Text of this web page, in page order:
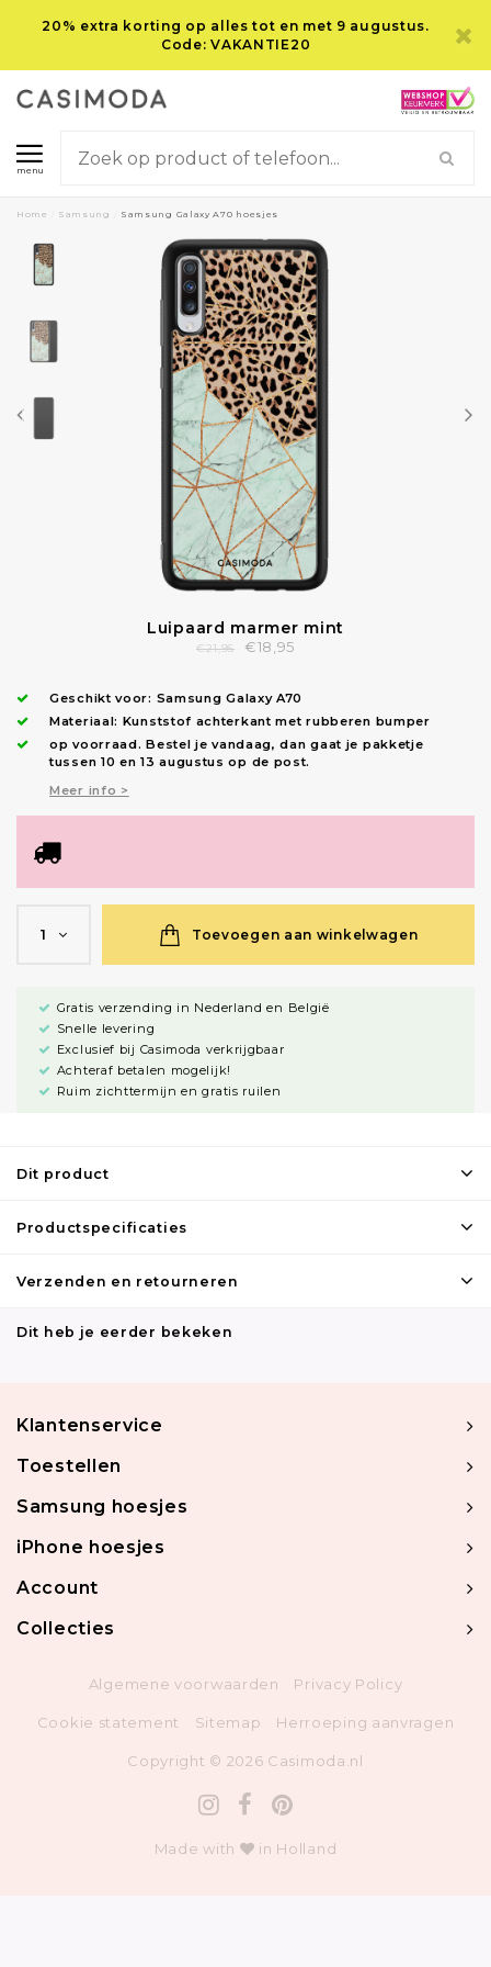
20% extra korting op alles tot en met 9 augustus.
Code: VAKANTIE20
menu
Home Samsung Samsung Galaxy A70 hoesjes
Luipaard marmer mint
€21,95 €18,95
Geschikt voor: Samsung Galaxy A70
Materiaal: Kunststof achterkant met rubberen bumper
op voorraad.Bestel je vandaag, dan gaat je pakketje
tussen 10 en 13 augustus op de post.
Meer info >
1 Toevoegen aan winkelwagen
Gratis verzending in Nederland en België
Snelle levering
Exclusief bij Casimoda verkrijgbaar
Achteraf betalen mogelijk!
Ruim zichttermijn en gratis ruilen
Dit product
Productspecificaties
Verzenden en retourneren
Dit heb je eerder bekeken
Klantenservice
Toestellen
Samsung hoesjes
iPhone hoesjes
Account
Collecties
Algemene voorwaarden Privacy Policy
Cookie statement Sitemap Herroeping aanvragen
Copyright © 2026 Casimoda.nl
Made with in Holland